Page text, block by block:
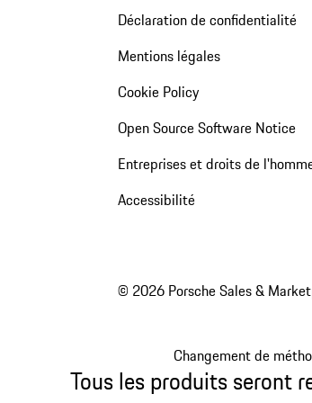
Déclaration de confidentialité
Mentions légales
Cookie Policy
Open Source Software Notice
Entreprises et droits de
Accessibilité
© 2026 Porsche Sales &
Changement de
Tous les produits seront